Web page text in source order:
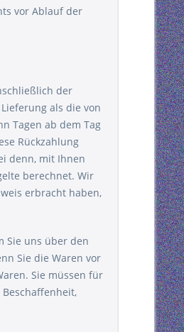
vor Ablauf der
der
als die von
Tagen ab dem Tag
Rückzahlung
denn, mit Ihnen
berechnet. Wir
erbracht haben,
Sie uns über den
Sie die Waren vor
Sie müssen für